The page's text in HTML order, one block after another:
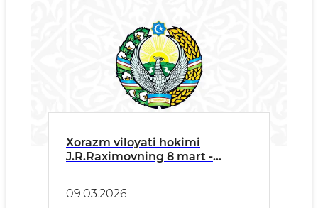
Xorazm viloyati hokimi
J.R.Raximovning 8 mart -
09.03.2026